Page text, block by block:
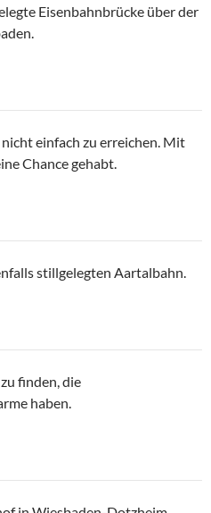
Eisenbahnbrücke über der
einfach zu erreichen. Mit
Chance gehabt.
stillgelegten Aartalbahn.
finden, die
haben.